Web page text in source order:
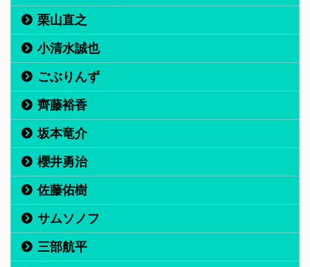
栗山直之
小清水誠也
ごぶりんず
齊藤裕香
坂本竜介
櫻井勇治
佐藤佑樹
サムソノフ
三部航平